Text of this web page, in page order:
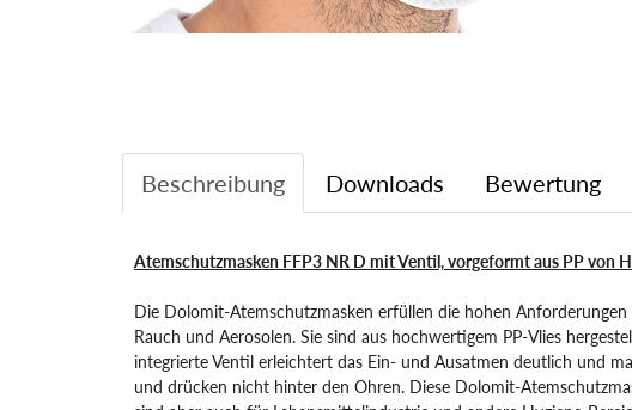
Beschreibung Downloads Bewertung
Atemschutzmasken FFP3 NR D mit Ventil, vorgeformt aus PP von
Die Dolomit-Atemschutzmasken erfüllen die hohen
Rauch und Aerosolen. Sie sind aus hochwertigem PP-Vlies
integrierte Ventil erleichtert das Ein- und Ausatmen deutlich und
und drücken nicht hinter den Ohren. Diese Dolomit-